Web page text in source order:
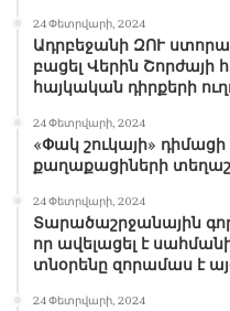
24 Փետրվարի, 2024
Ադրբեջանի ԶՈՒ
բացել Վերին
հայկական դիրքերի
24 Փետրվարի, 2024
«Փակ շուկայի» դիմացի
քաղաքացիների
24 Փետրվարի, 2024
Տարածաշրջանային
որ ավելացել է
տնօրենը զորամաս է
24 Փետրվարի, 2024